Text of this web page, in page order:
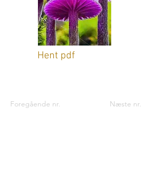
Hent pdf
Foregående nr. Næste nr.